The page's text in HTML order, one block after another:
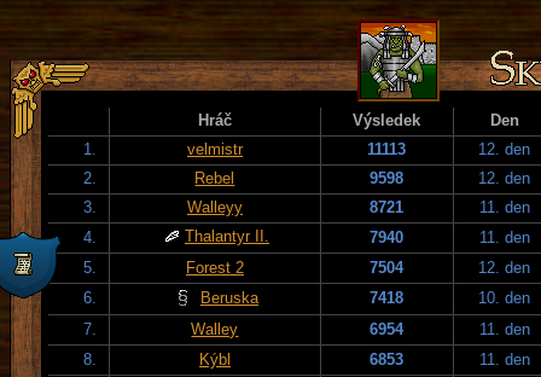
Hráč Výsledek
Den
1.
velmistr 11113
12. den
2.
Rebel 9598
12. den
3.
Walleyy 8721
11. den
4.
Thalantyr II. 7940
11. den
5.
Forest 2 7504
12. den
6.
Beruska 7418
10. den
7.
Walley 6954
11. den
8.
Kýbl 6853
11. den